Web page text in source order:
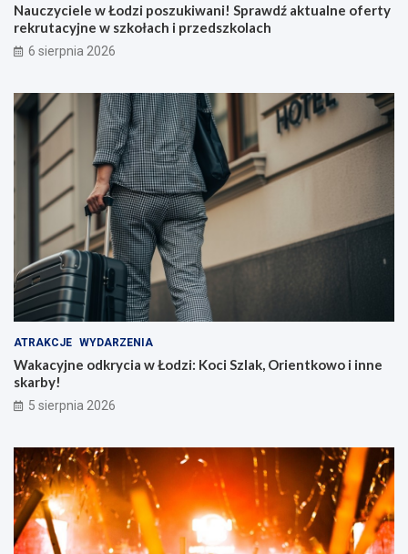
Nauczyciele w Łodzi poszukiwani! Sprawdź aktualne oferty
rekrutacyjne w szkołach i przedszkolach
6 sierpnia 2026
ATRAKCJE WYDARZENIA
Wakacyjne odkrycia w Łodzi: Koci Szlak, Orientkowo i inne
skarby!
5 sierpnia 2026